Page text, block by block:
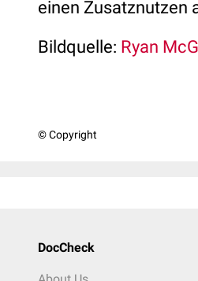
einen Zusatznutzen
Bildquelle: Ryan
© Copyright
DocCheck